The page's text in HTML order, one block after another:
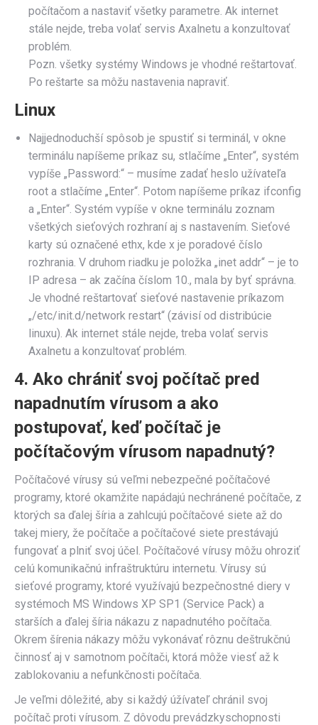
počítačom a nastaviť všetky parametre. Ak internet
stále nejde, treba volať servis Axalnetu a konzultovať
problém.
Pozn. všetky systémy Windows je vhodné reštartovať.
Po reštarte sa môžu nastavenia napraviť.
Linux
Najjednoduchší spôsob je spustiť si terminál, v okne
terminálu napíšeme príkaz su, stlačíme „Enter“, systém
vypíše „Password:“ – musíme zadať heslo užívateľa
root a stlačíme „Enter“. Potom napíšeme príkaz ifconfig
a „Enter“. Systém vypíše v okne terminálu zoznam
všetkých sieťových rozhraní aj s nastavením. Sieťové
karty sú označené ethx, kde x je poradové číslo
rozhrania. V druhom riadku je položka „inet addr“ – je to
IP adresa – ak začína číslom 10., mala by byť správna.
Je vhodné reštartovať sieťové nastavenie príkazom
„/etc/init.d/network restart“ (závisí od distribúcie
linuxu). Ak internet stále nejde, treba volať servis
Axalnetu a konzultovať problém.
4. Ako chrániť svoj počítač pred
napadnutím vírusom a ako
postupovať, keď počítač je
počítačovým vírusom napadnutý?
Počítačové vírusy sú veľmi nebezpečné počítačové
programy, ktoré okamžite napádajú nechránené počítače, z
ktorých sa ďalej šíria a zahlcujú počítačové siete až do
takej miery, že počítače a počítačové siete prestávajú
fungovať a plniť svoj účel. Počítačové vírusy môžu ohroziť
celú komunikačnú infraštruktúru internetu. Vírusy sú
sieťové programy, ktoré využívajú bezpečnostné diery v
systémoch MS Windows XP SP1 (Service Pack) a
starších a ďalej šíria nákazu z napadnutého počítača.
Okrem šírenia nákazy môžu vykonávať rôznu deštrukčnú
činnosť aj v samotnom počítači, ktorá môže viesť až k
zablokovaniu a nefunkčnosti počítača.
Je veľmi dôležité, aby si každý úžívateľ chránil svoj
počítač proti vírusom. Z dôvodu prevádzkyschopnosti